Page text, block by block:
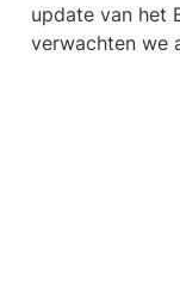
update van het
verwachten we